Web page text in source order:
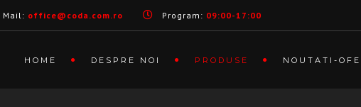
Mail: office@coda.com.ro Program: 09:00-17:00
HOME DESPRE NOI PRODUSE NOUTATI-